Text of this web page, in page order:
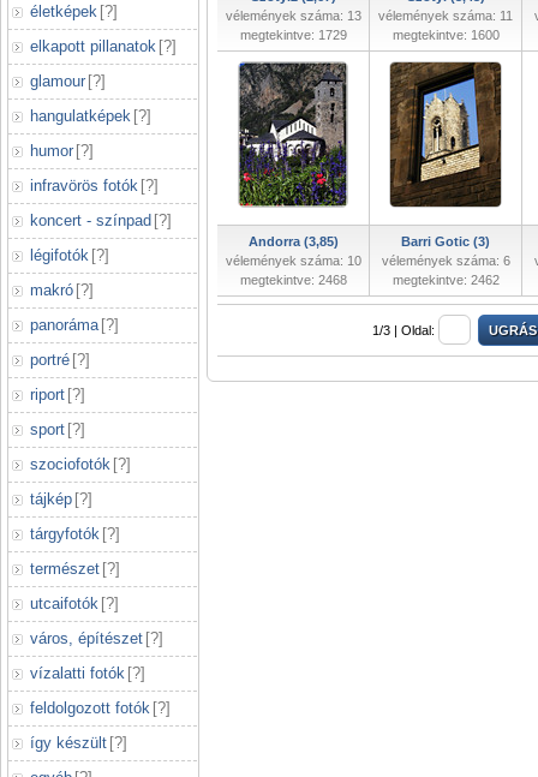
életképek [?]
elkapott pillanatok [?]
glamour [?]
hangulatképek [?]
humor [?]
infravörös fotók [?]
koncert - színpad [?]
légifotók [?]
makró [?]
panoráma [?]
portré [?]
riport [?]
sport [?]
szociofotók [?]
tájkép [?]
tárgyfotók [?]
természet [?]
utcaifotók [?]
város, építészet [?]
vízalatti fotók [?]
feldolgozott fotók [?]
így készült [?]
vélemények száma: 13
megtekintve: 1729
vélemények száma: 11
megtekintve: 1600
Andorra (3,85)
vélemények száma: 10
megtekintve: 2468
Barri Gotic (3)
vélemények száma: 6
megtekintve: 2462
1/3 | Oldal: